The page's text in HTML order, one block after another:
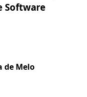
Software
de Melo